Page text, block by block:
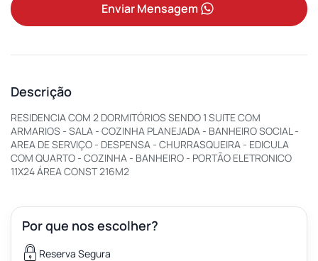
Enviar Mensagem
Descrição
RESIDENCIA COM 2 DORMITÓRIOS SENDO 1 SUITE COM
ARMARIOS - SALA - COZINHA PLANEJADA - BANHEIRO SOCIAL -
AREA DE SERVIÇO - DESPENSA - CHURRASQUEIRA - EDICULA
COM QUARTO - COZINHA - BANHEIRO - PORTÃO ELETRONICO
11X24 ÁREA CONST 216M2
Por que nos escolher?
Reserva Segura